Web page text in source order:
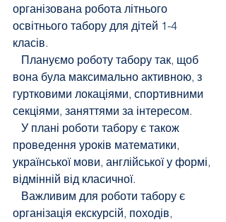
організована робота літнього
освітнього табору для дітей 1-4
класів.
Плануємо роботу табору так, щоб
вона була максимально активною, з
гуртковими локаціями, спортивними
секціями, заняттями за інтересом.
У плані роботи табору є також
проведення уроків математики,
української мови, англійської у формі,
відмінній від класичної.
Важливим для роботи табору є
організація екскурсій, походів,